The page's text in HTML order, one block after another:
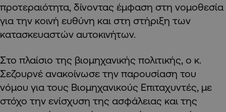
προτεραιότητα, δίνοντας έμφαση στη νομοθεσία
για την κοινή ευθύνη και στη στήριξη των
κατασκευαστών αυτοκινήτων.
Στο πλαίσιο της βιομηχανικής πολιτικής, ο κ.
Σεζουρνέ ανακοίνωσε την παρουσίαση του
νόμου για τους Βιομηχανικούς Επιταχυντές, με
στόχο την ενίσχυση της ασφάλειας και της